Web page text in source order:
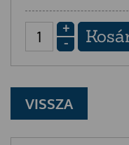
+
-
VISSZA